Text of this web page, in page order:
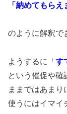
「納めてもらえ
のように解釈で
ようするに「 す
という催促や確
ままではあまり
使うにはイマイ